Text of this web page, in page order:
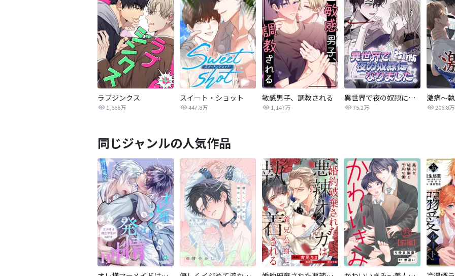
ラブジンクス
1,666万
スイート・ショット
447.8万
敏感男子、調教される
1,147万
異世界で夜の奴隷になりました【改訂版】
75.2万
激痛～
206.8万
同じジャンルの人気作品